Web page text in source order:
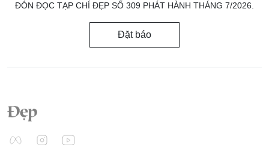
ĐÓN ĐỌC TẠP CHÍ ĐẸP SỐ 309 PHÁT HÀNH THÁNG 7/2026.
Đặt báo